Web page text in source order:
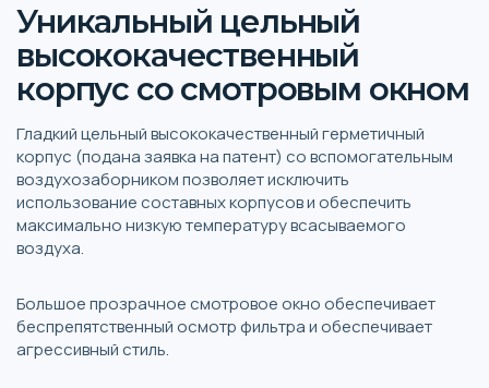
Уникальный цельный
высококачественный
корпус со смотровым окном
Гладкий цельный высококачественный герметичный
корпус (подана заявка на патент) со вспомогательным
воздухозаборником позволяет исключить
использование составных корпусов и обеспечить
максимально низкую температуру всасываемого
воздуха.
Большое прозрачное смотровое окно обеспечивает
беспрепятственный осмотр фильтра и обеспечивает
агрессивный стиль.